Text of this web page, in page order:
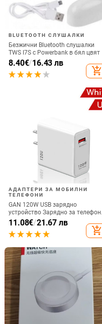
BLUETOOTH СЛУШАЛКИ
Безжични Bluetooth слушалки
TWS I7S с Powerbank в бял цвят
8.40€/16.43 лв
add_shopping_cart
АДАПТЕРИ ЗА МОБИЛНИ
ТЕЛЕФОНИ
GAN 120W USB зарядно
устройство Зарядно за телефон
QC 5.0 4.0 3.0 Адаптер за бързо
зареждане за iPhone 14 13 12
Samsung Huawei realme usb
11.08€/21.67 лв
add_shopping_cart